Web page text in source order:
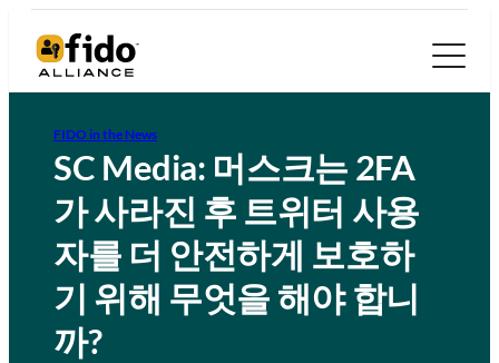
FIDO in the News
SC Media: 머스크는 2FA
가 사라진 후 트위터 사용
자를 더 안전하게 보호하
기 위해 무엇을 해야 합니
까?